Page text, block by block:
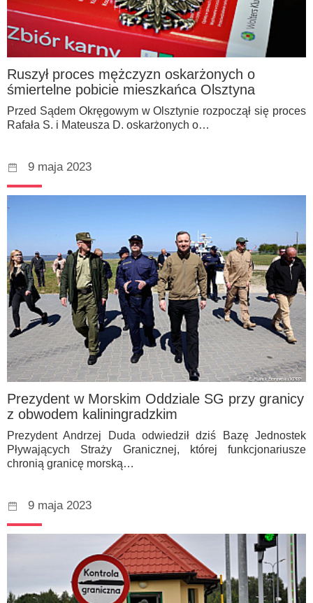
Ruszył proces mężczyzn oskarżonych o
śmiertelne pobicie mieszkańca Olsztyna
Przed Sądem Okręgowym w Olsztynie rozpoczął się proces
Rafała S. i Mateusza D. oskarżonych o…
9 maja 2023
Prezydent w Morskim Oddziale SG przy granicy
z obwodem kaliningradzkim
Prezydent Andrzej Duda odwiedził dziś Bazę Jednostek
Pływających Straży Granicznej, której funkcjonariusze
chronią granicę morską…
9 maja 2023